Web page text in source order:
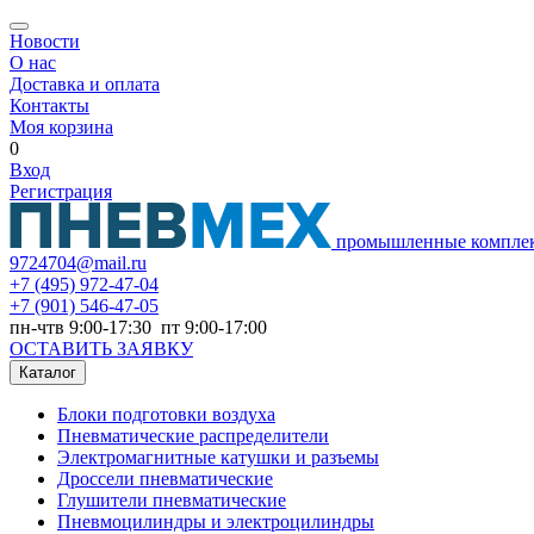
Новости
О нас
Доставка и оплата
Контакты
Моя корзина
0
Вход
Регистрация
промышленные
9724704@mail.ru
+7 (495) 972-47-04
+7 (901) 546-47-05
пн-чтв 9:00-17:30 пт 9:00-17:00
ОСТАВИТЬ ЗАЯВКУ
Каталог
Блоки подготовки воздуха
Пневматические распределители
Электромагнитные катушки и разъемы
Дроссели пневматические
Глушители пневматические
Пневмоцилиндры и электроцилиндры